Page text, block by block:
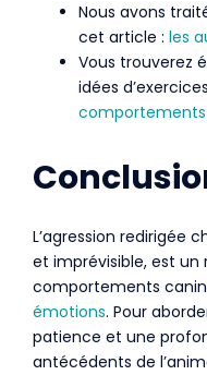
Nous avons
cet article : les
Vous trouverez
idées
L’agression redirigée
et imprévisible, est un
comportements
émotions. Pour
patience et une
antécédents de